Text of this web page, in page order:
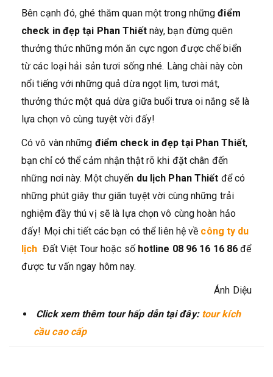
Bên cạnh đó, ghé thăm quan một trong nhữngđiểm
check in đẹp tại Phan Thiết này, bạn đừng quên
thưởng thức những món ăn cực ngon được chế biển
từ các loại hải sản tươi sống nhé. Làng chài này còn
nổi tiếng với những quả dừa ngọt lịm, tươi mát,
thưởng thức một quả dừa giữa buổi trưa oi nắng sẽ là
lựa chọn vô cùng tuyệt vời đấy!
Có vô vàn những điểm check in đẹp tại Phan Thiết,
bạn chỉ có thể cảm nhận thật rõ khi đặt chân đến
những nơi này. Một chuyến du lịch Phan Thiết để có
những phút giây thư giãn tuyệt vời cùng những trải
nghiệm đầy thú vị sẽ là lựa chọn vô cùng hoàn hảo
đấy! Mọi chi tiết các bạn có thể liên hệ về công ty du
lịch Đất Việt Tour hoặc sốhotline 08 96 16 16 86để
được tư vấn ngay hôm nay.
Ánh Diệu
Click xem thêm tour hấp dẫn tại đây: tour kích
cầu cao cấp